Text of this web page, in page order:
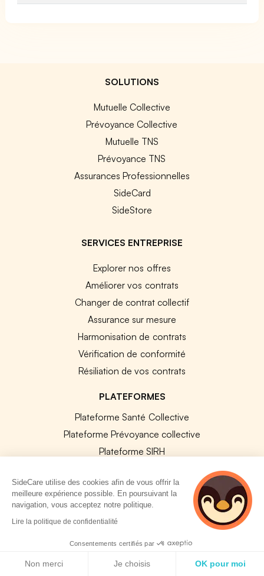
SOLUTIONS
Mutuelle Collective
Prévoyance Collective
Mutuelle TNS
Prévoyance TNS
Assurances Professionnelles
SideCard
SideStore
SERVICES ENTREPRISE
Explorer nos offres
Améliorer vos contrats
Changer de contrat collectif
Assurance sur mesure
Harmonisation de contrats
Vérification de conformité
Résiliation de vos contrats
PLATEFORMES
Plateforme Santé Collective
Plateforme Prévoyance collective
Plateforme SIRH
Plateforme QVT
Tous nos outils
Notre Blog
SideCare utilise des cookies afin de vous offrir la
meilleure expérience possible. En poursuivant la
navigation, vous acceptez notre politique.
Lire la politique de confidentialité
Consentements certifiés par
Non merci Je choisis OK pour moi
5 personnes
consultent
actuellement cette